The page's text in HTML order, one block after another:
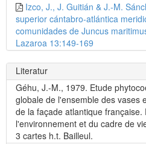
Izco, J., J. Guitián & J.-M.
superior cántabro-atlántica
comunidades de Juncus
Lazaroa 13:149-169
Literatur
Géhu, J.-M., 1979. Etude
globale de l'ensemble des vases
de la façade atlantique
l'environnement et du cadre de
3 cartes h.t. Bailleul.